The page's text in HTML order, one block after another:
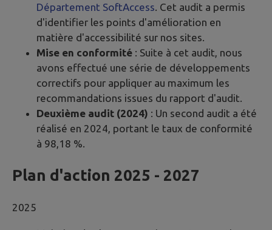
Département SoftAccess . Cet audit a permis
d'identifier les points d'amélioration en
matière d'accessibilité sur nos sites.
Mise en conformité : Suite à cet audit, nous
avons effectué une série de développements
correctifs pour appliquer au maximum les
recommandations issues du rapport d'audit.
Deuxième audit (2024) : Un second audit a été
réalisé en 2024, portant le taux de conformité
à 98,18 %.
Plan d'action 2025 - 2027
2025